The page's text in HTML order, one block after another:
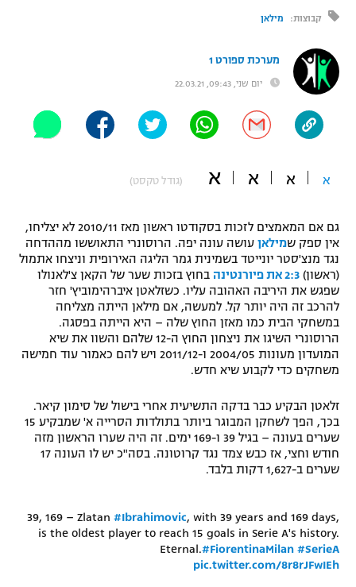
"מעל הליגה" – פודקאסט
"מחצית בשכונה" – פודקאסט
תקנון עבור פעילות אלקטרה
תקנון עבור פעילות ספורט 1 – "מרלן"
גיימינג E-Sports
תנאי שימוש
מדיניות פרטיות
תקנון פעילות ספורט 1
רשיון להקרנה פומבית לבית עסק
לוח דרושים – ג'ובנט
תגיות
מכבי נתניה
בני יהודה
ליגות נוספות
היאבקות WWE
אופניים
כדורמים
פוטבול אמריקאי NFL
בייסבול MLB
ספורט אתגרי ואקסטרים
אומנויות לחימה
גיימינג E-Sports
קבוצות: מילאן
מערכת ספורט 1
יום שני, 09:43, 22.03.21
א א א א (גודל טקסט)
גם אם המאמצים לזכות בסקודטו ראשון מאז 2010/11 לא יצליחו,
אין ספק שמילאן עושה עונה יפה. הרוסונרי התאוששו מההדחה
נגד מנצ'סטר יונייטד בשמינית גמר הליגה האירופית וניצחו אתמול
(ראשון) 2:3 את פיורנטינה
בחוץ בזכות שער של הקאן צ'לאנולו
שפגש את היריבה האהובה עליו. כשזלאטן איברהימוביץ' חזר
להרכב זה היה יותר קל. למעשה, אם מילאן הייתה מצליחה
במשחקי הבית כמו מאזן החוץ שלה – היא הייתה בפסגה.
הרוסונרי השיגו את ניצחון החוץ ה-12 שלהם והשוו את שיא
המועדון מעונות 2004/05 ו-2011/12 ויש להם כאמור עוד חמישה
משחקים כדי לקבוע שיא חדש.
זלאטן הבקיע כבר בדקה התשיעית אחרי בישול של סימון קיאר.
בכך, הפך לשחקן המבוגר ביותר בתולדות הסרייה א' שמבקיע 15
שערים בעונה – בגיל 39 ו-169 ימים. זה היה שערו הראשון מזה
חודש וחצי, אז כבש צמד נגד קרוטונה. בסה"כ יש לו העונה 17
שערים ב-1,627 דקות בלבד.
39, 169 – Zlatan #Ibrahimovic, with 39 years and 169 days,
is the oldest player to reach 15 goals in Serie A's history.
Eternal.#FiorentinaMilan #SerieA
pic.twitter.com/8r8rJFwIEh